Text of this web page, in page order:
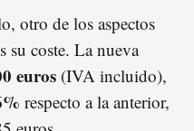
otro de los aspectos
su coste. La nueva
euros (IVA incluido),
respecto a la anterior,